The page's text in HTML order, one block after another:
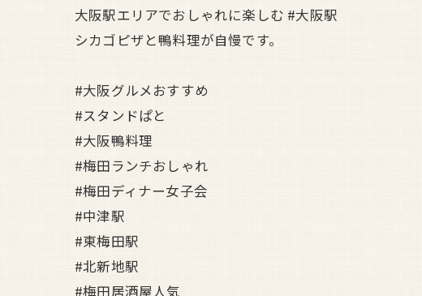
大阪駅エリアでおしゃれに楽しむ #大阪駅
シカゴピザと鴨料理が自慢です。
#大阪グルメおすすめ
#スタンドぱと
#大阪鴨料理
#梅田ランチおしゃれ
#梅田ディナー女子会
#中津駅
#東梅田駅
#北新地駅
#梅田居酒屋人気